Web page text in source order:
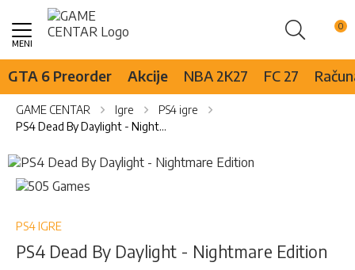
Pretraži
Skip
Content
GTA 6 Preorder Akcije NBA 2K27 FC 27
GAME CENTAR Igre
PS4 igre
PS4 Dead By Daylight - Nightmare Edition
Skip
to
the
of
images
Skip
to
beginning
the
PS4 IGRE
PS4 Dead By Daylight - Nightmare Edition